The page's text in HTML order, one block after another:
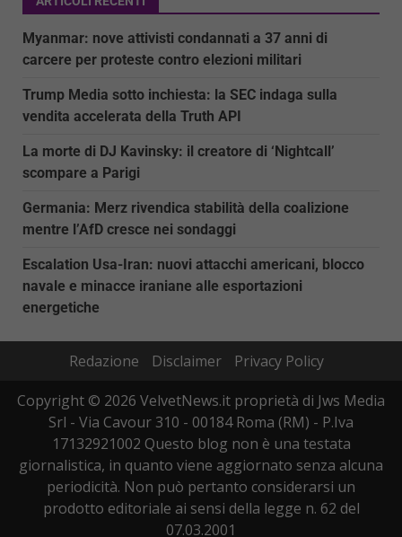
Myanmar: nove attivisti condannati a 37 anni di
carcere per proteste contro elezioni militari
Trump Media sotto inchiesta: la SEC indaga sulla
vendita accelerata della Truth API
La morte di DJ Kavinsky: il creatore di ‘Nightcall’
scompare a Parigi
Germania: Merz rivendica stabilità della coalizione
mentre l’AfD cresce nei sondaggi
Escalation Usa-Iran: nuovi attacchi americani, blocco
navale e minacce iraniane alle esportazioni
energetiche
Redazione Disclaimer
Privacy Policy
Copyright © 2026 VelvetNews.it proprietà di Jws Media
Srl - Via Cavour 310 - 00184 Roma (RM) - P.Iva
17132921002 Questo blog non è una testata
giornalistica, in quanto viene aggiornato senza alcuna
periodicità. Non può pertanto considerarsi un
prodotto editoriale ai sensi della legge n. 62 del
07.03.2001